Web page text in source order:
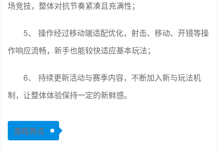
场竞技，整体对抗节奏紧凑且充满性；
5、 操作经过移动端适配优化，射击、移动、开镜等操
作响应流畅，新手也能较快适应基本玩法；
6、 持续更新活动与赛季内容，不断加入新与玩法机
制，让整体体验保持一定的新鲜感。
游戏亮点